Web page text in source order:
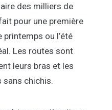
des milliers de
pour une première
printemps ou l’été
Les routes sont
leurs bras et les
sans chichis.